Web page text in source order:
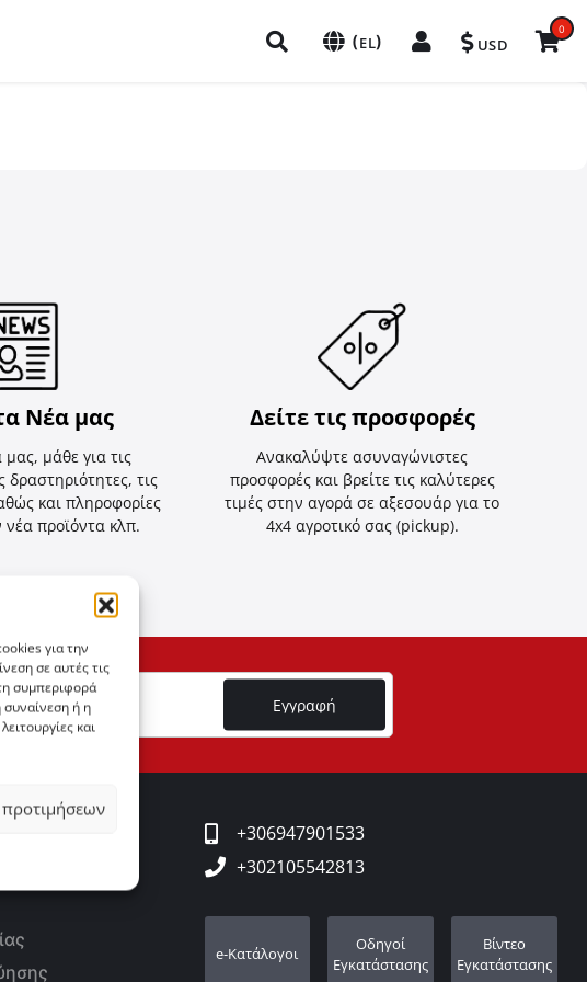
για την
σε αυτές τις
συμπεριφορά
ή η
και
(EL) USD
0
Νέα μας
μας, μάθε για τις
δραστηριότητες, τις
και πληροφορίες
προϊόντα κλπ.
Δείτε τις προσφορές
Ανακαλύψτε ασυναγώνιστες
προσφορές και βρείτε τις καλύτερες
τιμές στην αγορά σε αξεσουάρ για το
4x4 αγροτικό σας (pickup).
Εγγραφή
+306947901533
+302105542813
e-Κατάλογοι
Οδηγοί
Εγκατάστασης
Βίντεο
Εγκατάστασης